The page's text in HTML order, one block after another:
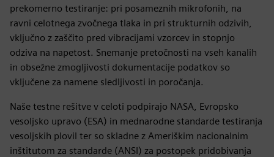
prekomerno testiranje: pri posameznih mikrofonih, na
ravni celotnega zvočnega tlaka in pri strukturnih odzivih,
vključno z zaščito pred vibracijami vzorcev in stopnjo
odziva na napetost. Snemanje pretočnosti na vseh kanalih
in obsežne zmogljivosti dokumentacije podatkov so
vključene za namene sledljivosti in poročanja.
Naše testne rešitve v celoti podpirajo NASA, Evropsko
vesoljsko upravo (ESA) in mednarodne standarde testiranja
vesoljskih plovil ter so skladne z Ameriškim nacionalnim
inštitutom za standarde (ANSI) za postopek pridobivanja